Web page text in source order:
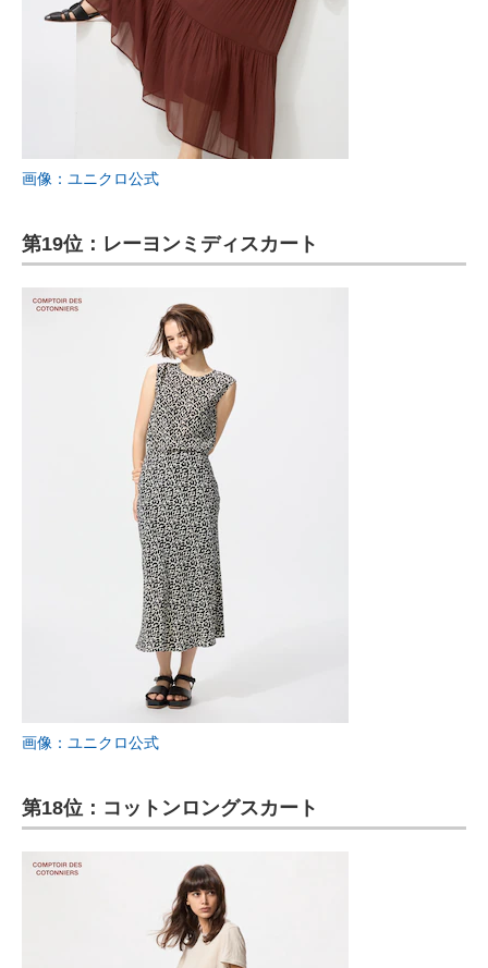
画像：ユニクロ公式
第19位：レーヨンミディスカート
画像：ユニクロ公式
第18位：コットンロングスカート